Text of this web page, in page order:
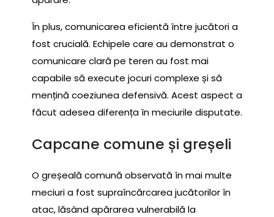
În plus, comunicarea eficientă între jucători a
fost crucială. Echipele care au demonstrat o
comunicare clară pe teren au fost mai
capabile să execute jocuri complexe și să
mențină coeziunea defensivă. Acest aspect a
făcut adesea diferența în meciurile disputate.
Capcane comune și greșeli
O greșeală comună observată în mai multe
meciuri a fost supraîncărcarea jucătorilor în
atac, lăsând apărarea vulnerabilă la